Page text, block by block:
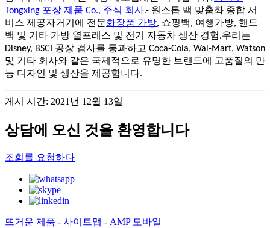
Tongxing 포장 제품 Co., 주식 회사.- 원스톱 백 맞춤화 종합 서
비스 제공자거기에 전문화장품 가방, 쇼핑백, 여행가방, 핸드
백 및 기타 가방 열프레스 및 전기 자동차 생산 경험.우리는
Disney, BSCI 공장 검사를 통과하고 Coca-Cola, Wal-Mart, Watson
및 기타 회사와 같은 국제적으로 유명한 브랜드에 고품질의 만
능 디자인 및 생산을 제공합니다.
게시 시간: 2021년 12월 13일
상담에 오신 것을 환영합니다
조회를 요청하다
뜨거운 제품 - 사이트맵 - AMP 모바일